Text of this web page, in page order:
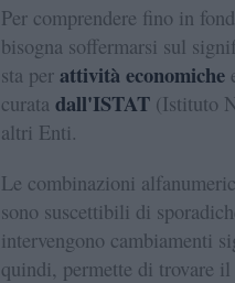
Per comprendere fino in
bisogna soffermarsi sul
sta per attività economiche
curata dall'ISTAT (Istituto
altri Enti.
Le combinazioni
sono suscettibili di
intervengono cambiamenti
quindi, permette di trovare